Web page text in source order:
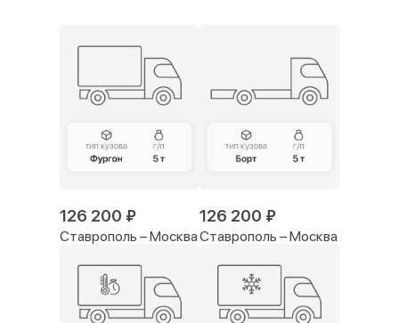
126 200 ₽
Ставрополь – Москва
126 200 ₽
Ставрополь – Москва